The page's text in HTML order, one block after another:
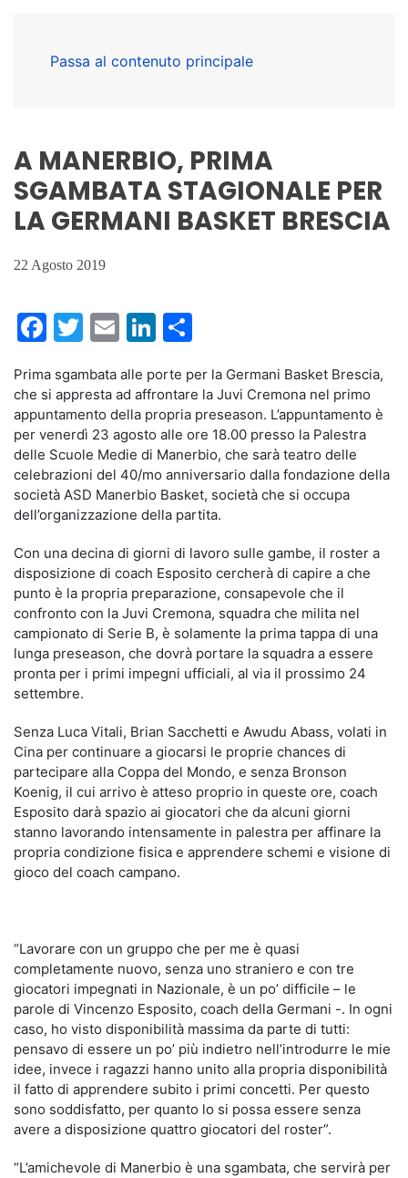
Passa al contenuto principale
A MANERBIO, PRIMA
SGAMBATA STAGIONALE PER
LA GERMANI BASKET BRESCIA
22 Agosto 2019
Facebook
Twitter
EmailLinkedIn
Prima sgambata alle porte per la Germani Basket Brescia,
che si appresta ad affrontare la Juvi Cremona nel primo
appuntamento della propria preseason. L’appuntamento è
per venerdì 23 agosto alle ore 18.00 presso la Palestra
delle Scuole Medie di Manerbio, che sarà teatro delle
celebrazioni del 40/mo anniversario dalla fondazione della
società ASD Manerbio Basket, società che si occupa
dell’organizzazione della partita.
Con una decina di giorni di lavoro sulle gambe, il roster a
disposizione di coach Esposito cercherà di capire a che
punto è la propria preparazione, consapevole che il
confronto con la Juvi Cremona, squadra che milita nel
campionato di Serie B, è solamente la prima tappa di una
lunga preseason, che dovrà portare la squadra a essere
pronta per i primi impegni ufficiali, al via il prossimo 24
settembre.
Senza Luca Vitali, Brian Sacchetti e Awudu Abass, volati in
Cina per continuare a giocarsi le proprie chances di
partecipare alla Coppa del Mondo, e senza Bronson
Koenig, il cui arrivo è atteso proprio in queste ore, coach
Esposito darà spazio ai giocatori che da alcuni giorni
stanno lavorando intensamente in palestra per affinare la
propria condizione fisica e apprendere schemi e visione di
gioco del coach campano.
“Lavorare con un gruppo che per me è quasi
completamente nuovo, senza uno straniero e con tre
giocatori impegnati in Nazionale, è un po’ difficile – le
parole di Vincenzo Esposito, coach della Germani -. In ogni
caso, ho visto disponibilità massima da parte di tutti:
pensavo di essere un po’ più indietro nell’introdurre le mie
idee, invece i ragazzi hanno unito alla propria disponibilità
il fatto di apprendere subito i primi concetti. Per questo
sono soddisfatto, per quanto lo si possa essere senza
avere a disposizione quattro giocatori del roster”.
“L’amichevole di Manerbio è una sgambata, che servirà per